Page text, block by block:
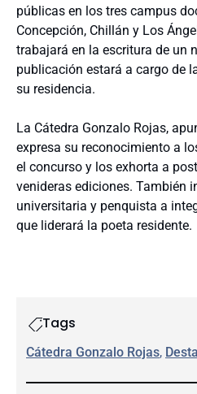
públicas en los tres campus
Concepción, Chillán y Los
trabajará en la escritura de un
publicación estará a cargo de
su residencia.
La Cátedra Gonzalo Rojas,
expresa su reconocimiento a
el concurso y los exhorta a
venideras ediciones. También
universitaria y penquista a
que liderará la poeta residente.
Tags
Cátedra Gonzalo Rojas,